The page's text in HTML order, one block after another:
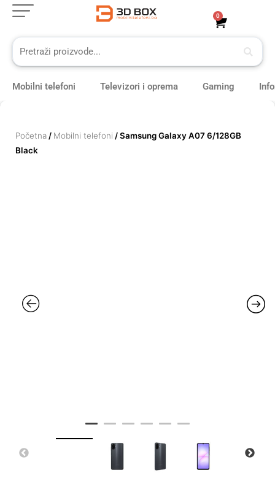
Skip
content
0
Cart
Mobilni telefoni Televizori i oprema Gaming
Početna / Mobilni telefoni / Samsung Galaxy A07 6/128GB
Black